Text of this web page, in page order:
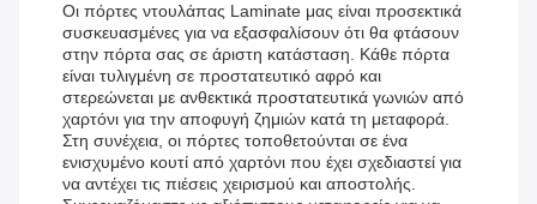
Οι πόρτες ντουλάπας Laminate μας είναι προσεκτικά
συσκευασμένες για να εξασφαλίσουν ότι θα φτάσουν
στην πόρτα σας σε άριστη κατάσταση. Κάθε πόρτα
είναι τυλιγμένη σε προστατευτικό αφρό και
στερεώνεται με ανθεκτικά προστατευτικά γωνιών από
χαρτόνι για την αποφυγή ζημιών κατά τη μεταφορά.
Στη συνέχεια, οι πόρτες τοποθετούνται σε ένα
ενισχυμένο κουτί από χαρτόνι που έχει σχεδιαστεί για
να αντέχει τις πιέσεις χειρισμού και αποστολής.